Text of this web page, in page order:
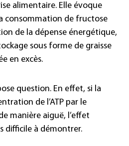
alimentaire. Elle évoque
consommation de fructose
de la dépense énergétique,
sous forme de graisse
en excès.
question. En effet, si la
de l’ATP par le
manière aiguë, l’effet
difficile à démontrer.